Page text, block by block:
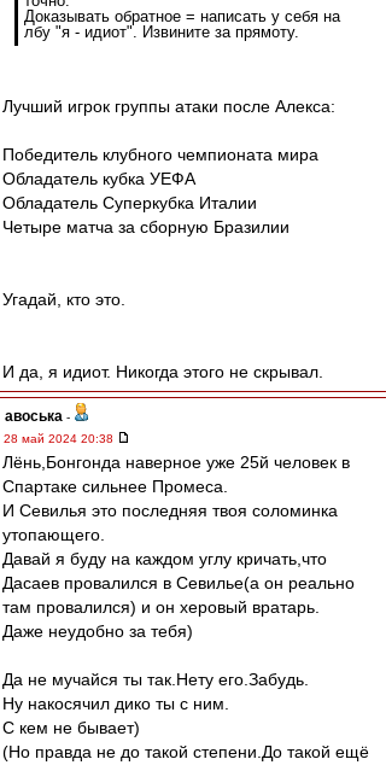
Доказывать обратное = написать у себя на
лбу "я - идиот". Извините за прямоту.
Лучший игрок группы атаки после Алекса:
Победитель клубного чемпионата мира
Обладатель кубка УЕФА
Обладатель Суперкубка Италии
Четыре матча за сборную Бразилии
Угадай, кто это.
И да, я идиот. Никогда этого не скрывал.
авоська -
28 май 2024 20:38
Лёнь,Бонгонда наверное уже 25й человек в
Спартаке сильнее Промеса.
И Севилья это последняя твоя соломинка
утопающего.
Давай я буду на каждом углу кричать,что
Дасаев провалился в Севилье(а он реально
там провалился) и он херовый вратарь.
Даже неудобно за тебя)
Да не мучайся ты так.Нету его.Забудь.
Ну накосячил дико ты с ним.
С кем не бывает)
(Но правда не до такой степени.До такой ещё